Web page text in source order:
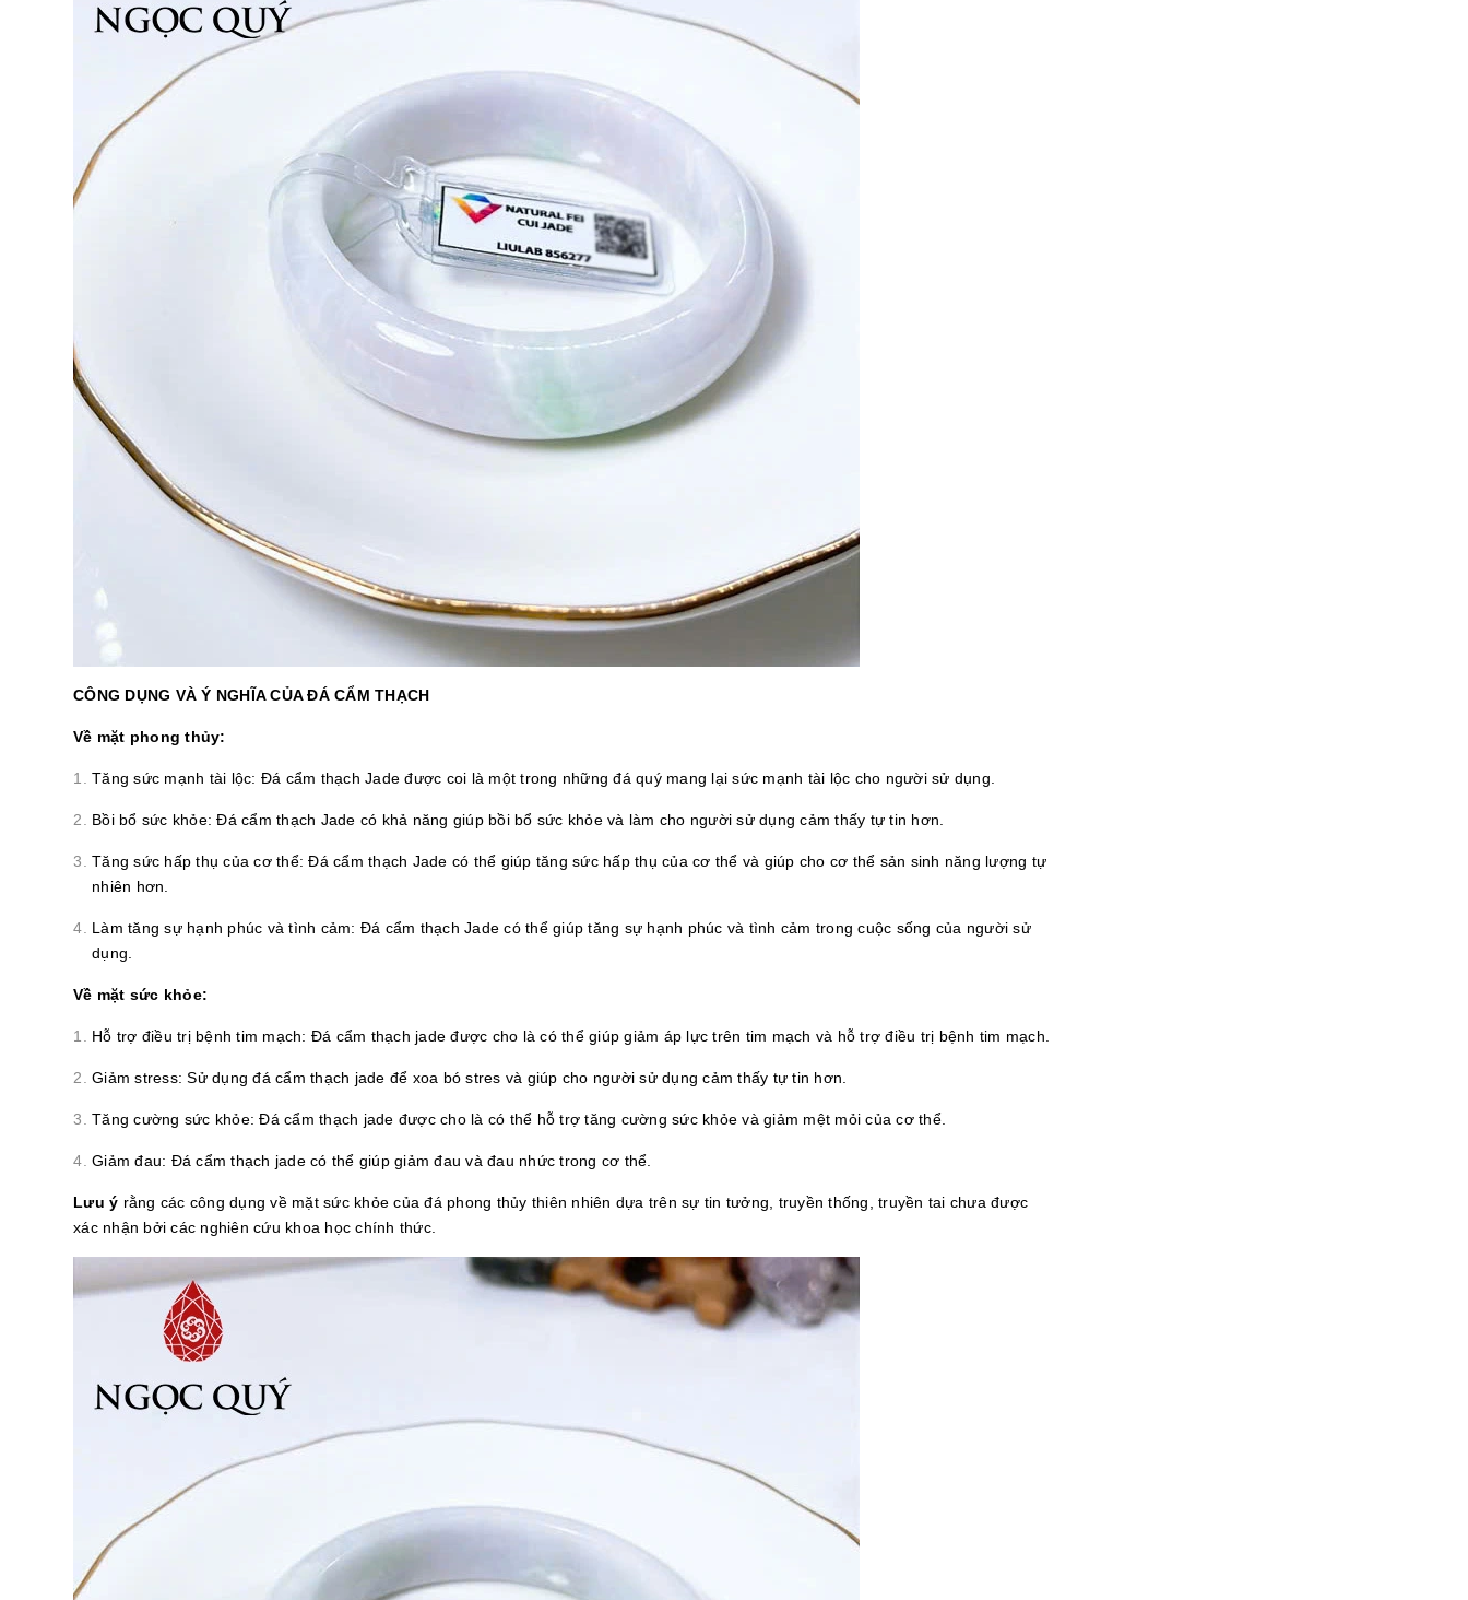
CÔNG DỤNG VÀ Ý NGHĨA CỦA ĐÁ CẨM THẠCH
Về mặt phong thủy:
Tăng sức mạnh tài lộc: Đá cẩm thạch Jade được coi là một trong những đá quý mang lại sức mạnh tài lộc cho người sử dụng.
Bồi bổ sức khỏe: Đá cẩm thạch Jade có khả năng giúp bồi bổ sức khỏe và làm cho người sử dụng cảm thấy tự tin hơn.
Tăng sức hấp thụ của cơ thể: Đá cẩm thạch Jade có thể giúp tăng sức hấp thụ của cơ thể và giúp cho cơ thể sản sinh năng lượng tự
nhiên hơn.
Làm tăng sự hạnh phúc và tình cảm: Đá cẩm thạch Jade có thể giúp tăng sự hạnh phúc và tình cảm trong cuộc sống của người sử
dụng.
Về mặt sức khỏe:
Hỗ trợ điều trị bệnh tim mạch: Đá cẩm thạch jade được cho là có thể giúp giảm áp lực trên tim mạch và hỗ trợ điều trị bệnh tim mạch.
Giảm stress: Sử dụng đá cẩm thạch jade để xoa bó stres và giúp cho người sử dụng cảm thấy tự tin hơn.
Tăng cường sức khỏe: Đá cẩm thạch jade được cho là có thể hỗ trợ tăng cường sức khỏe và giảm mệt mỏi của cơ thể.
Giảm đau: Đá cẩm thạch jade có thể giúp giảm đau và đau nhức trong cơ thể.
Lưu ý rằng các công dụng về mặt sức khỏe của đá phong thủy thiên nhiên dựa trên sự tin tưởng, truyền thống, truyền tai chưa được
xác nhận bởi các nghiên cứu khoa học chính thức.